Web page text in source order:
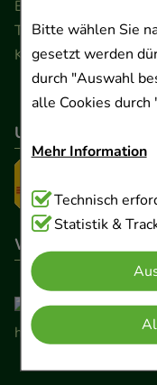
Bitte wählen Sie
gesetzt werden
durch "Auswahl
alle Cookies
Mehr Information
Technisch
Cookies, die für
Website
Warenkorb,
verzichtet werden
Komfort:Diese
Einkaufserlebnis
Technisch
Statistik &
Ernst-August-Platz 2
Telefon 0511 89 71
Kontaktformular
Unser
Wir sind hier